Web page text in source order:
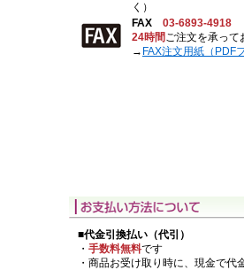
く）
FAX 03-6893-4918
24時間ご注文を承って
→ FAX注文用紙（PDF
■代金引換払い（代引）
・ 手数料無料です
・商品お受け取り時に、現金で代